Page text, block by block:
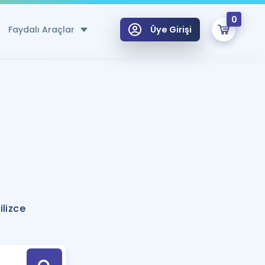
Faydalı Araçlar
Hesaplama Aracı
için Öneriler
Tek Takvimde
Üye Girişi
0